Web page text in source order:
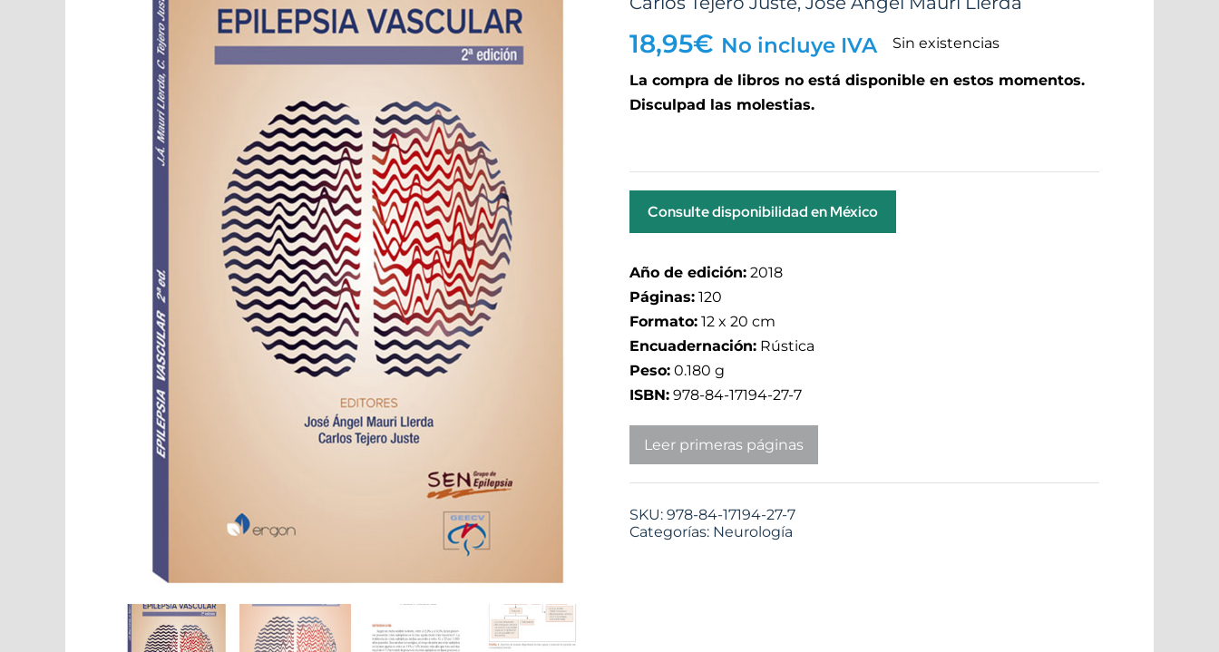
18,95€ No incluye IVA Sin existencias
La compra de libros no está disponible en estos momentos.
Disculpad las molestias.
Consulte disponibilidad en México
Año de edición:2018
Páginas:120
Formato:12 x 20 cm
Encuadernación:Rústica
Peso:0.180 g
ISBN:978-84-17194-27-7
Leer primeras páginas
SKU: 978-84-17194-27-7
Categorías: Neurología